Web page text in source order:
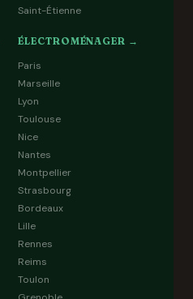
Saint-Étienne
ÉLECTROMÉNAGER →
Paris
Marseille
Lyon
Toulouse
Nice
Nantes
Montpellier
Strasbourg
Bordeaux
Lille
Rennes
Reims
Toulon